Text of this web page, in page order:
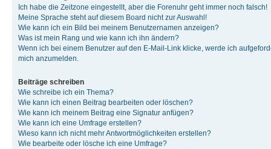
Ich habe die Zeitzone eingestellt, aber die Forenuhr geht immer noch falsch!
Meine Sprache steht auf diesem Board nicht zur Auswahl!
Wie kann ich ein Bild bei meinem Benutzernamen anzeigen?
Was ist mein Rang und wie kann ich ihn ändern?
Wenn ich bei einem Benutzer auf den E-Mail-Link klicke, werde ich
mich anzumelden.
Beiträge schreiben
Wie schreibe ich ein Thema?
Wie kann ich einen Beitrag bearbeiten oder löschen?
Wie kann ich meinem Beitrag eine Signatur anfügen?
Wie kann ich eine Umfrage erstellen?
Wieso kann ich nicht mehr Antwortmöglichkeiten erstellen?
Wie bearbeite oder lösche ich eine Umfrage?